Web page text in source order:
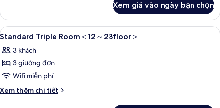
12
～
23floor
＞
Standard
Twin
Room
12
～
＞
Xem giá vào ngày bạn chọn
Xem
tất
cả
ảnh
Standard
Triple
1 phòng ngủ, két bảo mật tại phòng,
6
Standard Triple Room＜12～23floor＞
3 khách
3 giường đơn
Wifi miễn phí
Xem thêm chi tiết
Chi